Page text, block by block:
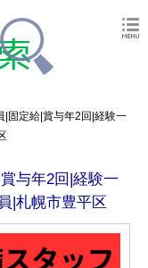
|固定給|賞与年2回|経験一
与年2回|経験一
|札幌市豊平区